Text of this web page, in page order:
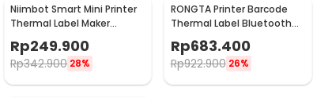
Niimbot Smart Mini Printer
Thermal Label Maker
Rp249.900
Rp342.900 28%
RONGTA Printer Barcode
Thermal Label Bluetooth
108mm 203 DPI 150mm/s -
RP425
Rp683.400
Rp922.900 26%